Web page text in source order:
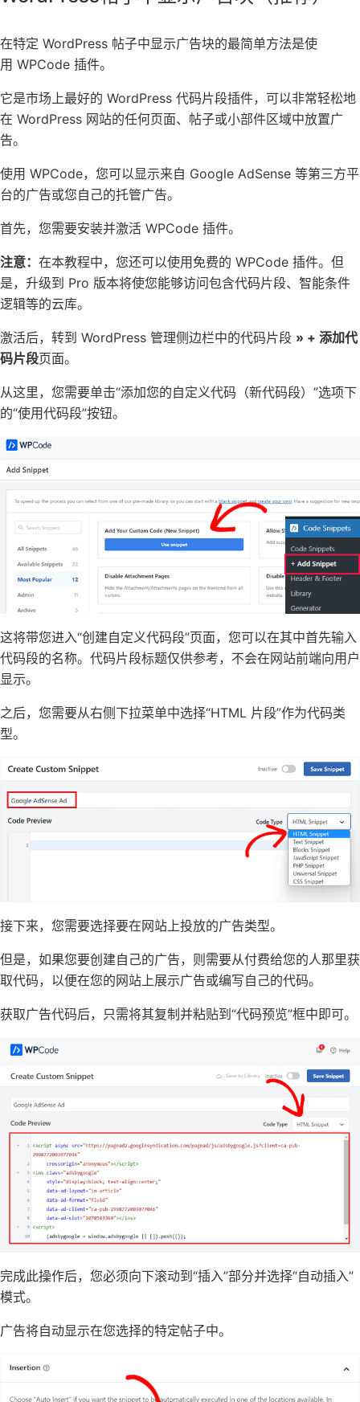
在特定 WordPress 帖子中显示广告块的最简单方法是使
用 WPCode 插件。
它是市场上最好的 WordPress 代码片段插件，可以非常轻松地
在 WordPress 网站的任何页面、帖子或小部件区域中放置广
告。
使用 WPCode，您可以显示来自 Google AdSense 等第三方平
台的广告或您自己的托管广告。
首先，您需要安装并激活 WPCode 插件。
注意： 在本教程中，您还可以使用 免费的 WPCode 插件。但
是，升级到 Pro 版本将使您能够访问包含代码片段、智能条件
逻辑等的云库。
激活后，转到 WordPress 管理侧边栏中的代码片段 » + 添加代
码片段页面。
从这里，您需要单击“添加您的自定义代码（新代码段）”选项下
的“使用代码段”按钮。
这将带您进入“创建自定义代码段”页面，您可以在其中首先输入
代码段的名称。代码片段标题仅供参考，不会在网站前端向用户
显示。
之后，您需要从右侧下拉菜单中选择“HTML 片段”作为代码类
型。
接下来，您需要选择要在网站上投放的广告类型。
但是，如果您要创建自己的广告，则需要从付费给您的人那里获
取代码，以便在您的网站上展示广告或编写自己的代码。
获取广告代码后，只需将其复制并粘贴到“代码预览”框中即可。
完成此操作后，您必须向下滚动到“插入”部分并选择“自动插入”
模式。
广告将自动显示在您选择的特定帖子中。